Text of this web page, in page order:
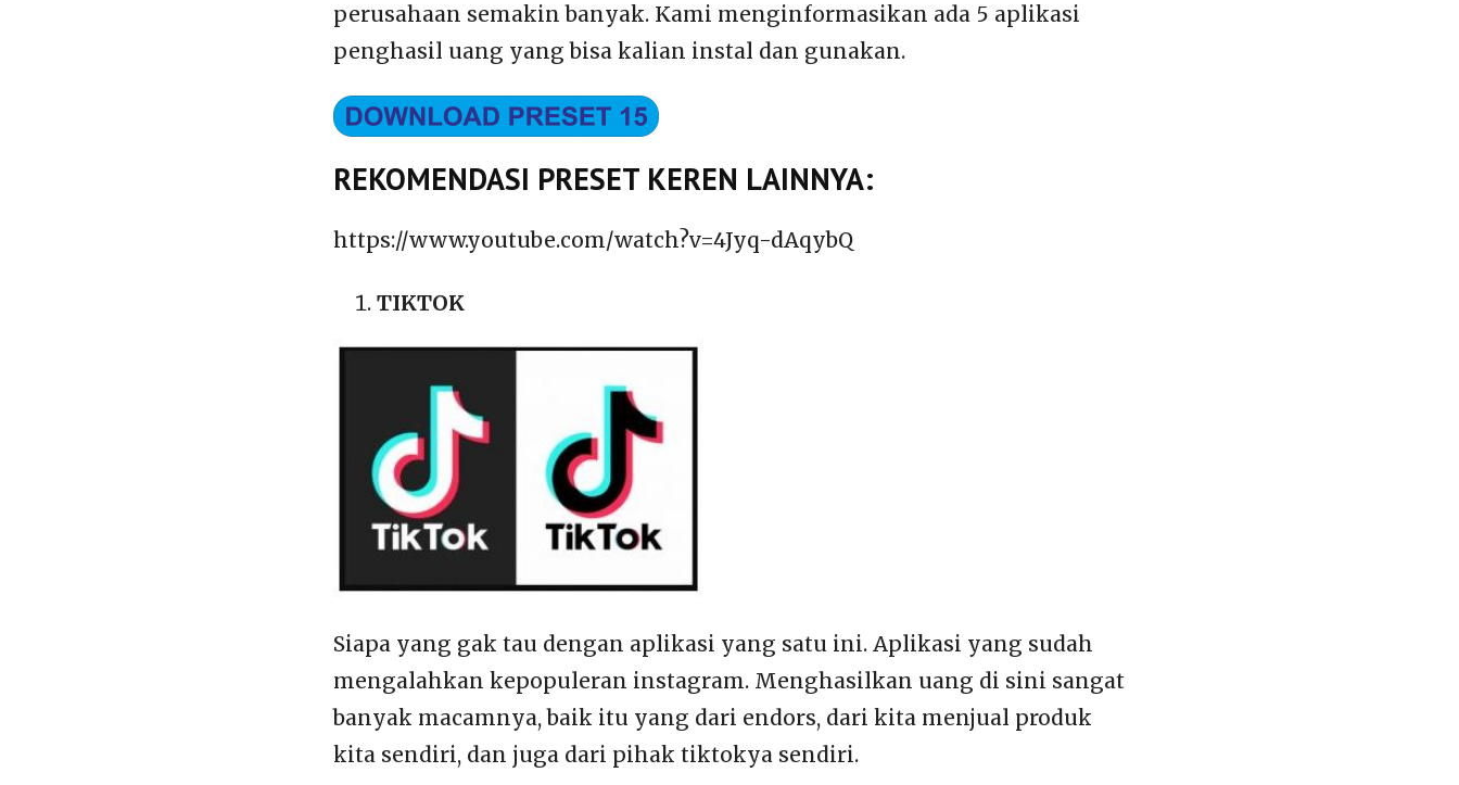
perusahaan semakin banyak. Kami menginformasikan ada 5 aplikasi
penghasil uang yang bisa kalian instal dan gunakan.
REKOMENDASI PRESET KEREN LAINNYA:
https://www.youtube.com/watch?v=4Jyq-dAqybQ
TIKTOK
Siapa yang gak tau dengan aplikasi yang satu ini. Aplikasi yang sudah
mengalahkan kepopuleran instagram. Menghasilkan uang di sini sangat
banyak macamnya, baik itu yang dari endors, dari kita menjual produk
kita sendiri, dan juga dari pihak tiktokya sendiri.